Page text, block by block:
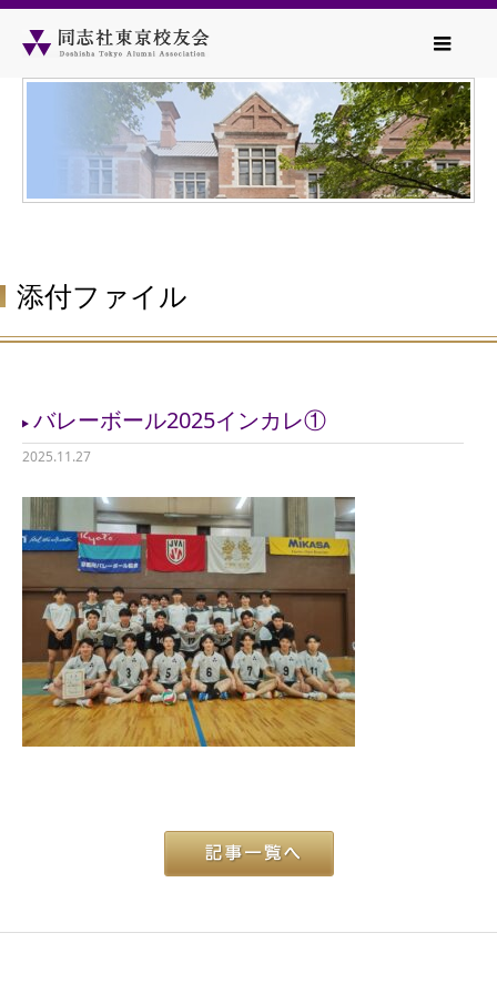
添付ファイル
バレーボール2025インカレ①
2025.11.27